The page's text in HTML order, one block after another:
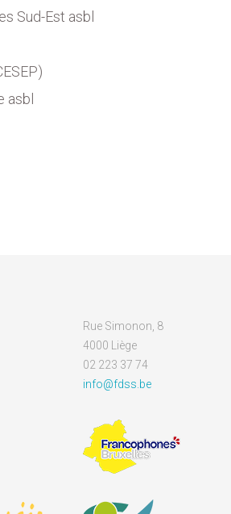
Sud-Est asbl
asbl
Rue Simonon, 8
4000 Liège
02 223 37 74
info@fdss.be